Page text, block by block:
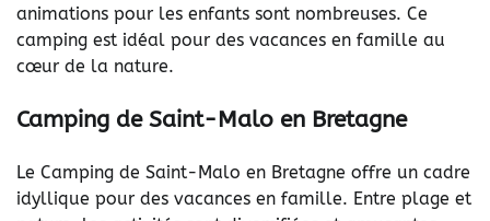
animations pour les enfants sont nombreuses. Ce
camping est idéal pour des vacances en famille au
cœur de la nature.
Camping de Saint-Malo en Bretagne
Le Camping de Saint-Malo en Bretagne offre un cadre
idyllique pour des vacances en famille. Entre plage et